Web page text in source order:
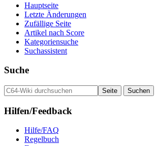
Hauptseite
Letzte Änderungen
Zufällige Seite
Artikel nach Score
Kategoriensuche
Suchassistent
Suche
Hilfen/Feedback
Hilfe/FAQ
Regelbuch